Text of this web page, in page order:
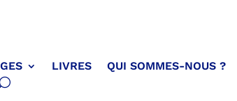
LIVRES QUI SOMMES-NOUS ?